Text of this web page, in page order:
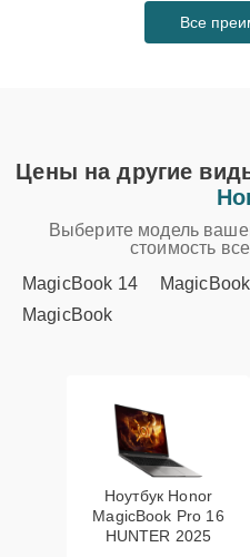
Все
Цены на другие
Выберите модель
стоимость
MagicBook 14
MagicBook
Ноутбук Honor
MagicBook Pro 16
HUNTER 2025